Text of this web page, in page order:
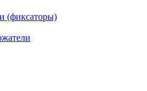
(фиксаторы)